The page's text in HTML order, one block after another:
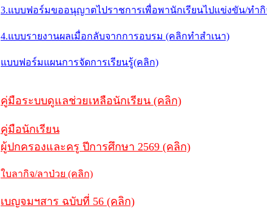
3.แบบฟอร์มขออนุญาตไปราชการเพื่อพานักเรียนไปแข่งขัน/ทำ
4.แบบรายงานผลเมื่อกลับจากการอบรม (คลิกทำสำเนา)
แบบฟอร์มแผนการจัดการเรียนรู้(คลิก)
คู่มือระบบดูแลช่วยเหลือนักเรียน (คลิก)
คู่มือนักเรียน
ผู้ปกครองและครู ปีการศึกษา 2569 (คลิก)
ใบลากิจ/ลาป่วย (คลิก)
เบญจมฯสาร ฉบับที่ 56 (คลิก)